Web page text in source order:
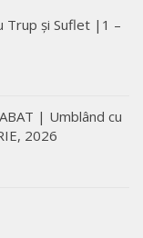
Trup și Suflet |1 –
| Umblând cu
2026